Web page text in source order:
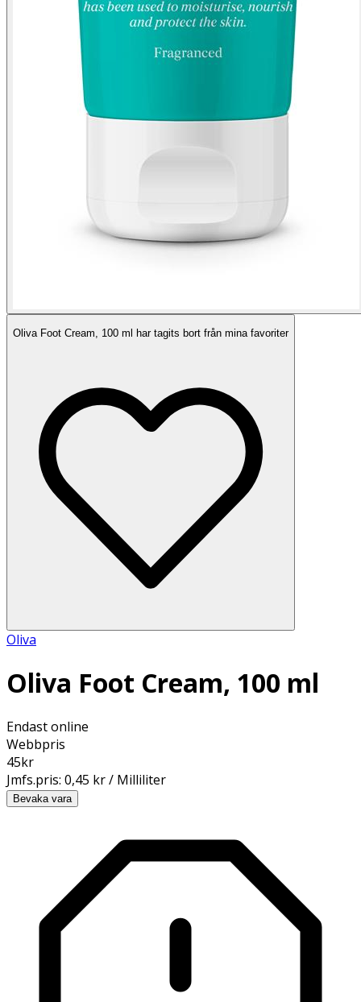
Oliva Foot Cream, 100 ml har tagits bort från mina favoriter
Oliva
Oliva Foot Cream, 100 ml
Endast online
Webbpris
45kr
Jmfs.pris: 0,45 kr / Milliliter
Bevaka vara